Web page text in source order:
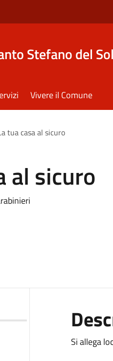
Stefano del
Vivere il Comune
tua casa al sicuro
al sicuro
Si allega